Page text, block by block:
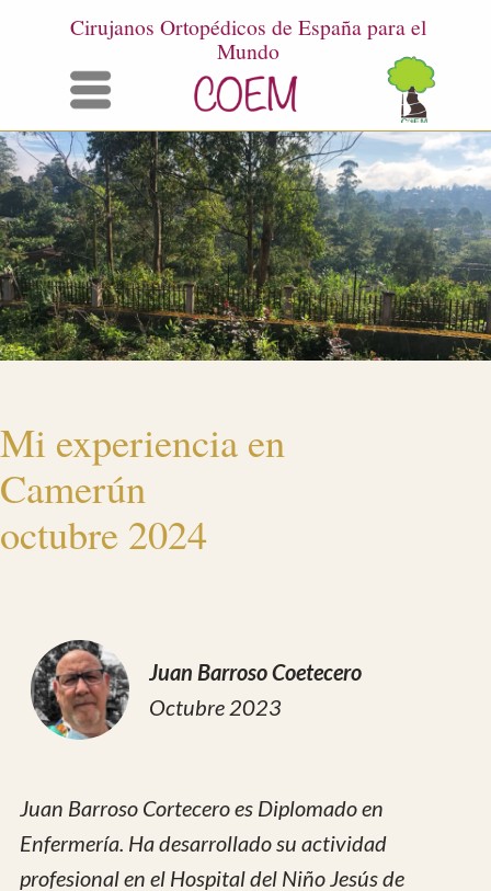
Cirujanos Ortopédicos de España para el
Mundo
Mi experiencia en
Camerún
Juan Barroso Coetecero
Octubre 2023
Madrid ocupando diversos puestos de
responsabilidad. Actualmente disfruta de su
jubilación y viajó como voluntario en la
expedición de octubre 2024
El Hospital de Notre Dame de la Santé está
de influencia de la ciudad de Dschang,
departamento de Menoua de la región del